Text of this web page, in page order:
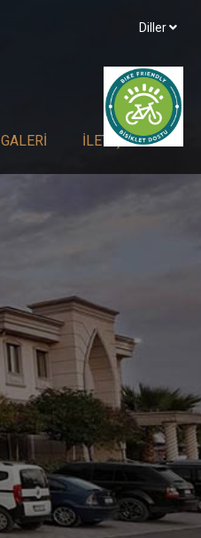
Diller
GALERI İLETIŞIM